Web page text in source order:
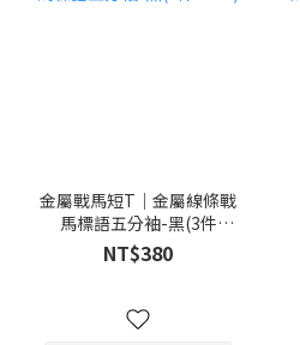
金屬戰馬短T｜金屬線條戰
馬標語五分袖-黑(3件
1000)
NT$380